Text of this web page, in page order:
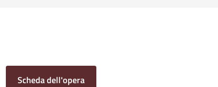
Scheda dell'opera